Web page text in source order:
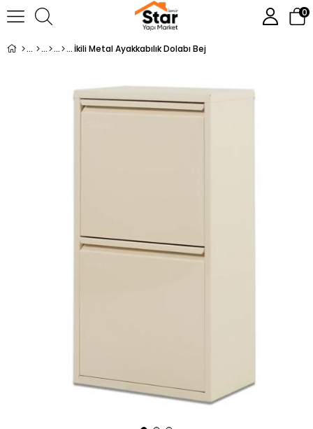
0
İkili Metal Ayakkabılık Dolabı Bej